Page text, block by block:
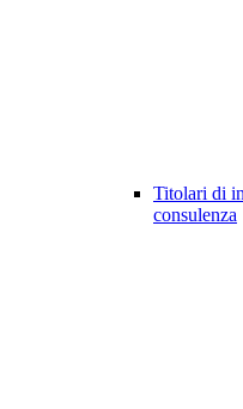
Titolari di
consulenza